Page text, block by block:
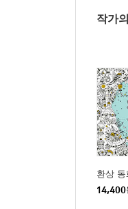
작가
환상 동
14,400